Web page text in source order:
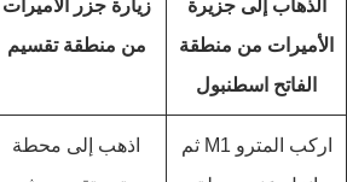
الذهاب إلى جزيرة
الأميرات من منطقة
الفاتح اسطنبول
زيارة جزر الاميرات
من منطقة تقسيم
اركب المترو M1 ثم
اذهب إلى محطة